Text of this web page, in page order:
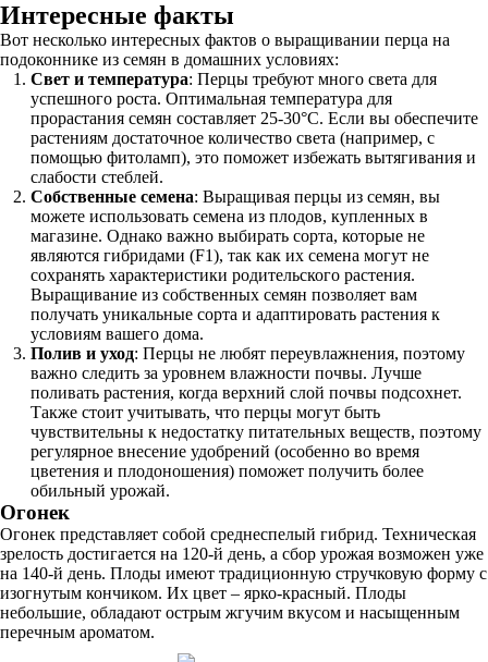
Интересные факты
Вот несколько интересных фактов о выращивании перца на
подоконнике из семян в домашних условиях:
Свет и температура: Перцы требуют много света для
успешного роста. Оптимальная температура для
прорастания семян составляет 25-30°C. Если вы обеспечите
растениям достаточное количество света (например, с
помощью фитоламп), это поможет избежать вытягивания и
слабости стеблей.
Собственные семена: Выращивая перцы из семян, вы
можете использовать семена из плодов, купленных в
магазине. Однако важно выбирать сорта, которые не
являются гибридами (F1), так как их семена могут не
сохранять характеристики родительского растения.
Выращивание из собственных семян позволяет вам
получать уникальные сорта и адаптировать растения к
условиям вашего дома.
Полив и уход: Перцы не любят переувлажнения, поэтому
важно следить за уровнем влажности почвы. Лучше
поливать растения, когда верхний слой почвы подсохнет.
Также стоит учитывать, что перцы могут быть
чувствительны к недостатку питательных веществ, поэтому
регулярное внесение удобрений (особенно во время
цветения и плодоношения) поможет получить более
обильный урожай.
Огонек
Огонек представляет собой среднеспелый гибрид. Техническая
зрелость достигается на 120-й день, а сбор урожая возможен уже
на 140-й день. Плоды имеют традиционную стручковую форму с
изогнутым кончиком. Их цвет – ярко-красный. Плоды
небольшие, обладают острым жгучим вкусом и насыщенным
перечным ароматом.